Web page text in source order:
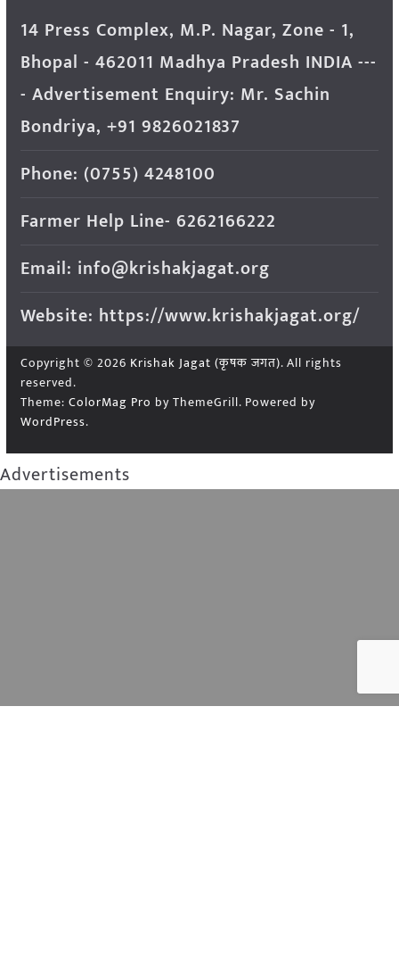
14 Press Complex, M.P. Nagar, Zone - 1,
Bhopal - 462011 Madhya Pradesh INDIA ---
- Advertisement Enquiry: Mr. Sachin
Bondriya, +91 9826021837
Phone: (0755) 4248100
Farmer Help Line- 6262166222
Email: info@krishakjagat.org
Website: https://www.krishakjagat.org/
Copyright © 2026 Krishak Jagat (कृषक जगत). All rights
reserved.
Theme: ColorMag Pro by ThemeGrill. Powered by
WordPress.
Advertisements